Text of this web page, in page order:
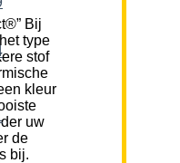
Bij
type
stof
kleur
uw
de
bij.